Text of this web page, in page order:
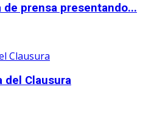
prensa presentando...
del Clausura